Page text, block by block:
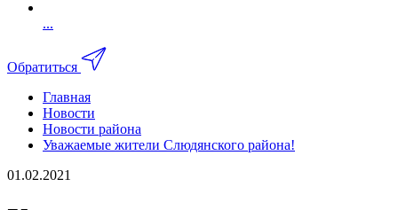
...
Обратиться
Главная
Новости
Новости района
Уважаемые жители Слюдянского района!
01.02.2021